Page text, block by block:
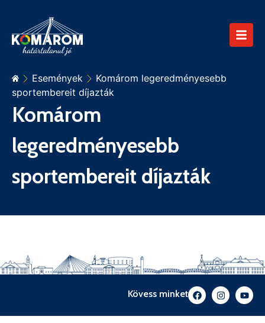
Események
Komárom legeredményesebb
sportembereit díjazták
Komárom
legeredményesebb
sportembereit díjazták
Kövess minket